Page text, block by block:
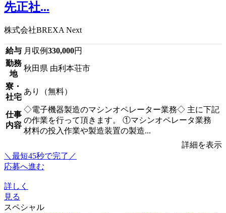
先正社...
株式会社BREXA Next
給与 月収例330,000円
勤務
地
秋田県 由利本荘市
寮・
社宅
あり（無料）
仕事
内容
◇電子機器製造のマシンオペレーター業務◇ 主に下記
の作業を行って頂きます。 ①マシンオペレータ業務
材料の投入作業や製造装置の製造...
詳細を表示
＼最短45秒で完了／
応募へ進む
詳しく
見る
スペシャル